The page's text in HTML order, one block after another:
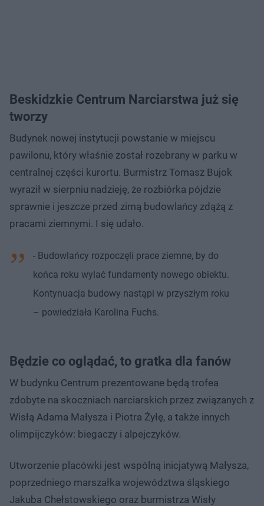
Beskidzkie Centrum Narciarstwa już się
tworzy
Budynek nowej instytucji powstanie w miejscu
pawilonu, który właśnie został rozebrany w parku w
centralnej części kurortu. Burmistrz Tomasz Bujok
wyraził w sierpniu nadzieję, że rozbiórka pójdzie
sprawnie i jeszcze przed zimą budowlańcy zdążą z
pracami ziemnymi. I się udało.
- Budowlańcy rozpoczęli prace ziemne, by do
końca roku wylać fundamenty nowego obiektu.
Kontynuacja budowy nastąpi w przyszłym roku
– powiedziała Karolina Fuchs.
Będzie co oglądać, to gratka dla fanów
W budynku Centrum prezentowane będą trofea
zdobyte na skoczniach narciarskich przez związanych z
Wisłą Adama Małysza i Piotra Żyłę, a także innych
olimpijczyków: biegaczy i alpejczyków.
Utworzenie placówki jest wspólną inicjatywą Małysza,
poprzedniego marszałka województwa śląskiego
Jakuba Chełstowskiego oraz burmistrza Wisły